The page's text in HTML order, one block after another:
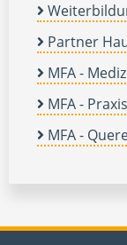
Partner
MFA -
MFA -
MFA -